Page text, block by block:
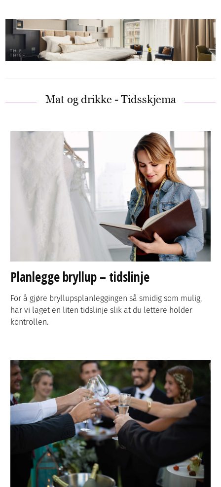
Mat og drikke - Tidsskjema
Planlegge bryllup – tidslinje
For å gjøre bryllupsplanleggingen så smidig som mulig,
har vi laget en liten tidslinje slik at du lettere holder
kontrollen.